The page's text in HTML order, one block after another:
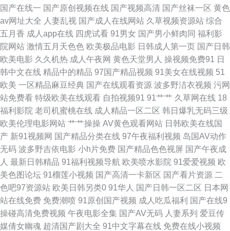
在线网站 久久伊人网站久久 国产自拍自拍国产日本 99碰日日操 日韩熟女精
品在线观看 九七成人 综合avav 日韩欧美成人色源 久久五月丁香中文字幕 欧
美呦呦啊啊啊 美女逼视频 青青草91 久草精品在线观看 亚洲激情一卡 密桃丰
满的性爱午夜 91香蕉在线视频 欧美性图vvv 日本污视频导航 色婷婷影院免
费黄色 久久优伊人网 日韩精品中文在线H 91巨炮视频在线 狠狠曰天天做 午
夜少妇片 欧美涩另类 人妻人人骑 日韩有码另类精品 三级成人国产在线网址
午夜啪国产不卡 幽怨美女模特私房自拍 色图dd 午夜精点 欧美日韩日B 亚洲
最大淫色网 欧美老头色情 玖玖综合网 日韩一欧美色色 丝袜性爱一区 性生活
网 色色五月天亚洲 中文字幕日韩综合精品 欧亚日韩 51看片网页版 色综欧美
国产在线一 国产原创视频在线 国产视频高清 国产丝袜一区 黄色
av网址大全 人妻乱视 国产成人在线网站 久草视频资源站 综合
五月香 成人app在线 四虎试看 91男女 国产男小鲜肉同 福利影
院网站 激情五月天色色 欧美极品电影 日韩成人第一页 国产日韩
欧美电影 久久机热 成人午夜网 黄色天堂男人 操视频免费91 日
韩中文在线 精品中的精品 97国产精品视频 91美女在线视频 51
欧美 一区精品麻豆经典 国产在线观看资源 波多野洁衣视频 污网
站免费看 特级欧美在线观看 自拍视频91 91艹艹 久草网在线 18
福利影院 老司机蜜桃在线 成人精品一区二区 韩日爆乳无码三级
欧美伦理电影网站 艹艹操操 AV黄色观看网站 日韩欧美在线国
产 新91视频网 国产精品分类在线 97午夜福利视频 岛国AV动作
无码 波多野吉依电影 小h片免费 国产精品色色视屏 国产午夜成
人 最新日韩精品 91福利视频导航 欧美喷水影院 91爱爱视频 欧
美色图论坛 91榴莲小视频 国产高清一卡新区 国产看片资源 二
色吧97资源站 欧美日韩另类0 91华人 国产日韩一区二区 日本网
站在线免费 免费潮喷 91原创国产视频 成人吃瓜福利 国产在线9
操碰高清免费视频 午夜电影全集 国产AV无码 人妻系列 爱豆传
媒倩女幽魂 超清国产剧大全 91中文字幕在线 免费在线小视频